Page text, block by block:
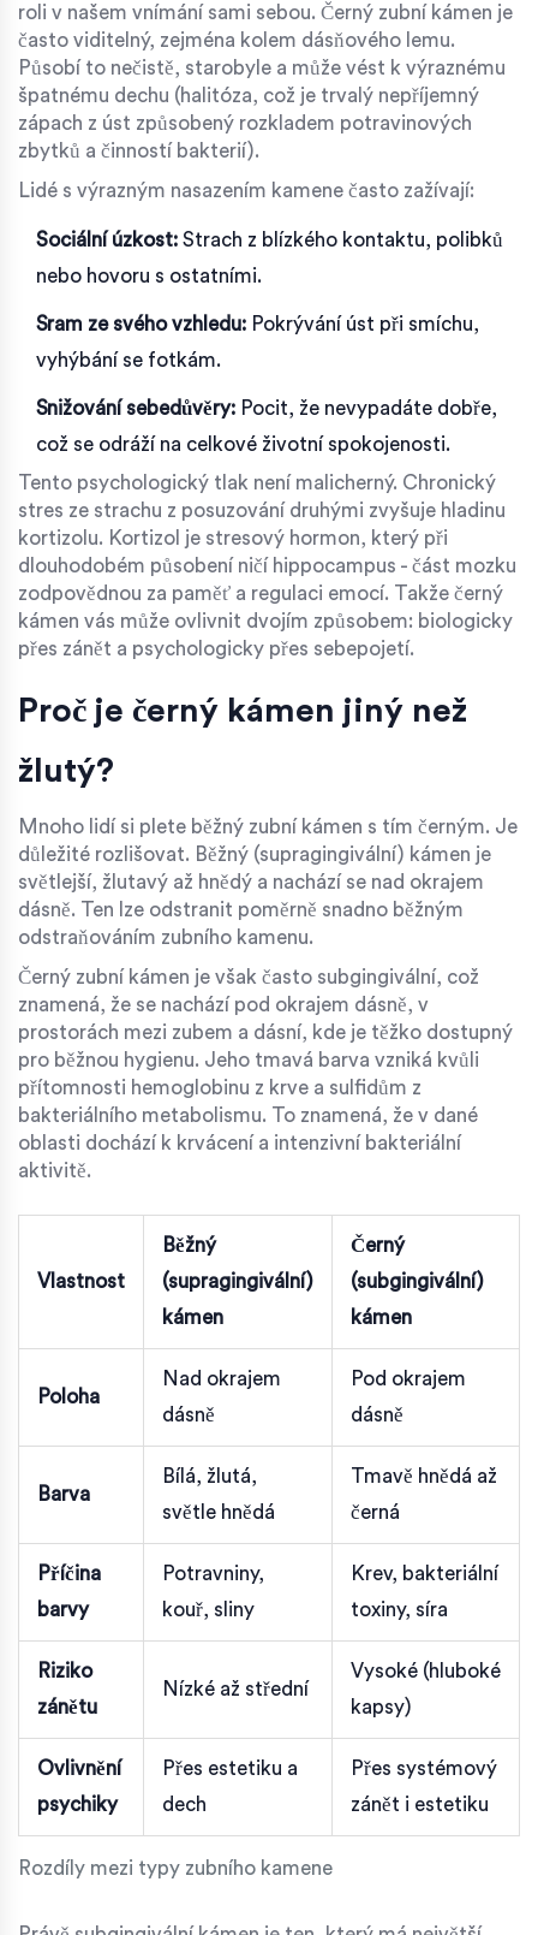
roli v našem vnímání sami sebou. Černý zubní kámen je
často viditelný, zejména kolem dásňového lemu.
Působí to nečistě, starobyle a může vést k výraznému
špatnému dechu (halitóza, což je trvalý nepříjemný
zápach z úst způsobený rozkladem potravinových
zbytků a činností bakterií).
Lidé s výrazným nasazením kamene často zažívají:
Sociální úzkost: Strach z blízkého kontaktu, polibků
nebo hovoru s ostatními.
Sram ze svého vzhledu: Pokrývání úst při smíchu,
vyhýbání se fotkám.
Snižování sebedůvěry: Pocit, že nevypadáte dobře,
což se odráží na celkové životní spokojenosti.
Tento psychologický tlak není malicherný. Chronický
stres ze strachu z posuzování druhými zvyšuje hladinu
kortizolu. Kortizol je stresový hormon, který při
dlouhodobém působení ničí hippocampus - část mozku
zodpovědnou za paměť a regulaci emocí. Takže černý
kámen vás může ovlivnit dvojím způsobem: biologicky
přes zánět a psychologicky přes sebepojetí.
Proč je černý kámen jiný než
žlutý?
Mnoho lidí si plete běžný zubní kámen s tím černým. Je
důležité rozlišovat. Běžný (supragingivální) kámen je
světlejší, žlutavý až hnědý a nachází se nad okrajem
dásně. Ten lze odstranit poměrně snadno běžným
odstraňováním zubního kamenu.
Černý zubní kámen je však často subgingivální, což
znamená, že se nachází pod okrajem dásně, v
prostorách mezi zubem a dásní, kde je těžko dostupný
pro běžnou hygienu. Jeho tmavá barva vzniká kvůli
přítomnosti hemoglobinu z krve a sulfidům z
bakteriálního metabolismu. To znamená, že v dané
oblasti dochází k krvácení a intenzivní bakteriální
aktivitě.
Rozdíly mezi typy zubního kamene
Vlastnost
Běžný
(supragingivální)
kámen
Černý
(subgingivální)
kámen
Poloha
Nad okrajem
dásně
Pod okrajem
dásně
Barva
Bílá, žlutá,
světle hnědá
Tmavě hnědá až
černá
Příčina
barvy
Potravniny,
kouř, sliny
Krev, bakteriální
toxiny, síra
Riziko
zánětu
Nízké až střední
Vysoké (hluboké
kapsy)
Ovlivnění
psychiky
Přes estetiku a
dech
Přes systémový
zánět i estetiku